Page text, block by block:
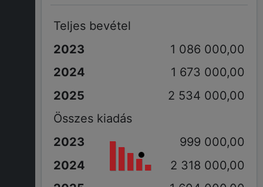
Teljes bevétel
1 086 000,00
1 673 000,00
2 534 000,00
Összes kiadás
999 000,00
2 318 000,00